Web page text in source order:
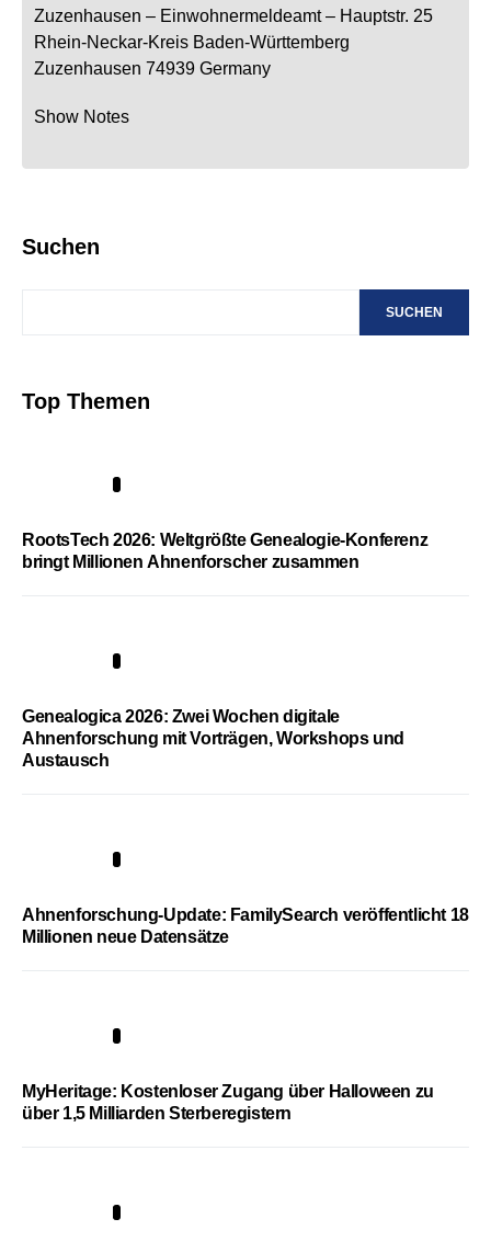
Zuzenhausen – Einwohnermeldeamt – Hauptstr. 25
Rhein-Neckar-Kreis Baden-Württemberg
Zuzenhausen 74939 Germany
Show Notes
Suchen
SUCHEN
Top Themen
RootsTech 2026: Weltgrößte Genealogie-Konferenz
bringt Millionen Ahnenforscher zusammen
Genealogica 2026: Zwei Wochen digitale
Ahnenforschung mit Vorträgen, Workshops und
Austausch
Ahnenforschung-Update: FamilySearch veröffentlicht 18
Millionen neue Datensätze
MyHeritage: Kostenloser Zugang über Halloween zu
über 1,5 Milliarden Sterberegistern